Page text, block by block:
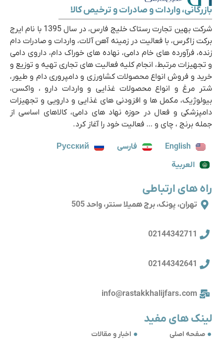
بازرگانی، واردات و صادرات و ترخیص کالا
شرکت بهین تجارت رستاک خلیج فارس، در سال 1395 با نام ایرج
برکت زاگرس، با فعالیت در زمینه آهن آلات، واردات و صادرات دام
زنده، فرآورده های خام دامی، نهاده های خوراک دام، داروی دامی
و تجهیزات مرتبط، انجام کلیه فعالیت های تجاری تهیه و توزیع و
خرید و فروش انواع محصولات کشاورزی و دامپروری دام و طیور،
شتر مرغ و انواع محصولات غذایی و واردات دارو ، واکسن،
بیولوژیک، مکمل ها و افزودنی های غذایی و دارویی و تجهیزات
دامپزشکی و فعال در حوزه نهاد های دامی، کالاهای اساسی از
جمله برنج ، چای و … فعالیت خود را آغاز کرد.
English فارسی
Русский
العربية
راه های ارتباطی
تهران، پونک، برج همیلا سنتر، واحد 505
02144342711
02144342641
info@rastakkhalijfars.com
لینک های مفید
صفحه اصلی اخبار و مقالات